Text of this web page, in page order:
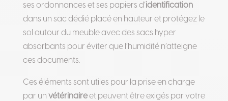
ses ordonnances et ses papiers d’identification
dans un sac dédié placé en hauteur et protégez le
sol autour du meuble avec des sacs hyper
absorbants pour éviter que l’humidité n’atteigne
ces documents.
Ces éléments sont utiles pour la prise en charge
par un vétérinaireet peuvent être exigés par votre